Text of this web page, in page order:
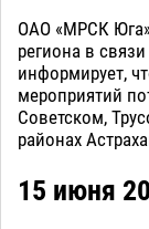
ОАО «МРСК
региона в
информирует,
мероприятий
Советском,
районах
15 июня